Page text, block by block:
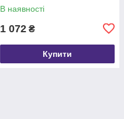
В наявності
1 072 ₴
Купити